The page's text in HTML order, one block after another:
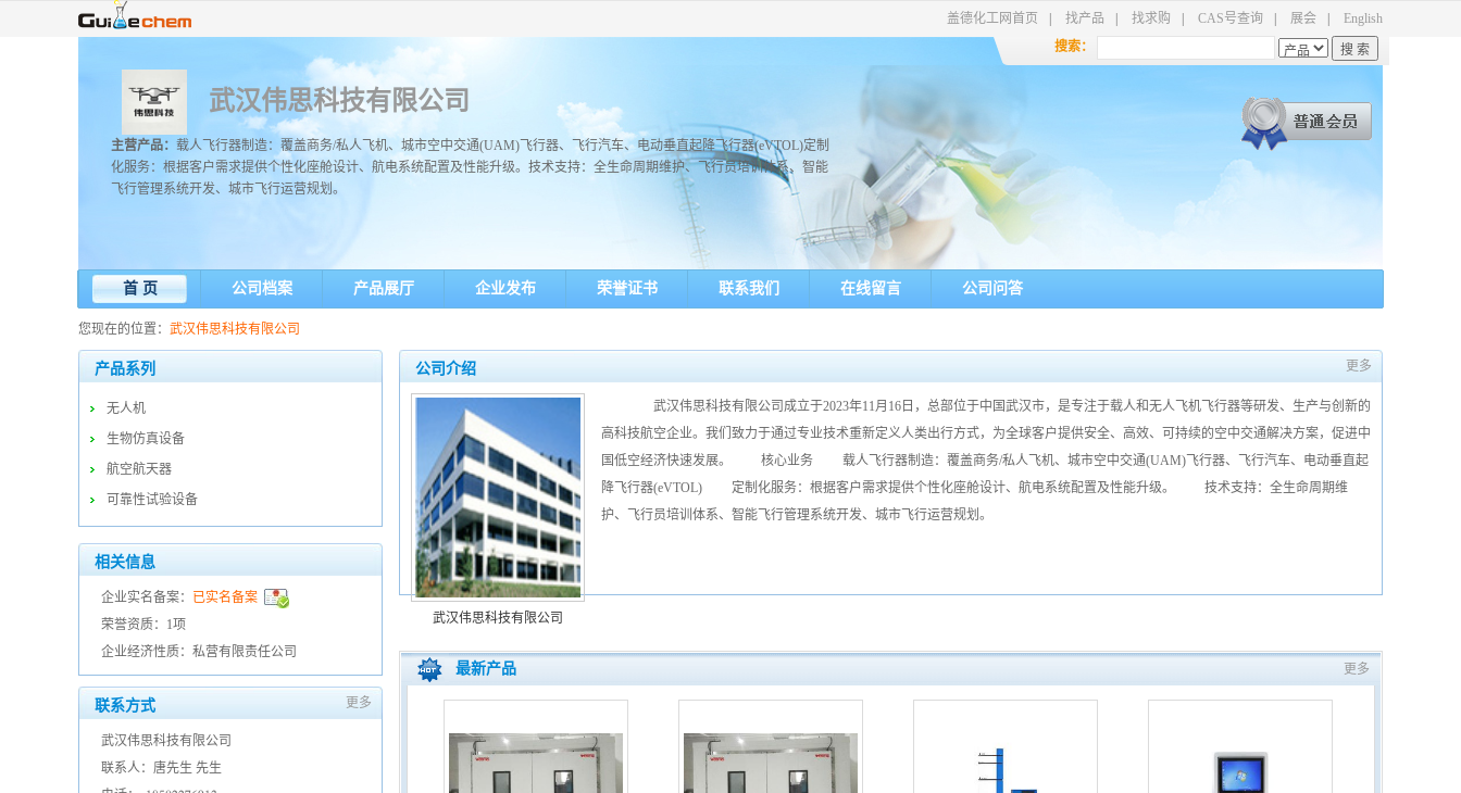
盖德化工网首页 找产品 找求购 CAS号查询 展会
English
搜索：
武汉伟思科技有限公司
主营产品： 载人飞行器制造：覆盖商务/私人飞机、城市空中交通(UAM)飞行器、飞行汽车、电动垂直起降飞行器(eVTOL)定制
化服务：根据客户需求提供个性化座舱设计、航电系统配置及性能升级。技术支持：全生命周期维护、飞行员培训体系、智能
飞行管理系统开发、城市飞行运营规划。
首 页 公司档案 产品展厅 企业发布 荣誉证书 联系我们 在线留言 公司问答
您现在的位置： 武汉伟思科技有限公司
产品系列
无人机
生物仿真设备
航空航天器
可靠性试验设备
相关信息
企业实名备案： 已实名备案
荣誉资质：1项
企业经济性质：私营有限责任公司
联系方式 更多
武汉伟思科技有限公司
联系人：唐先生 先生
公司介绍 更多
武汉伟思科技有限公司
武汉伟思科技有限公司成立于2023年11月16日，总部位于中国武汉市，是专注于载人和无人飞机飞行器等研发、生产与创新的
高科技航空企业。我们致力于通过专业技术重新定义人类出行方式，为全球客户提供安全、高效、可持续的空中交通解决方案，促进中
国低空经济快速发展。 核心业务 载人飞行器制造：覆盖商务/私人飞机、城市空中交通(UAM)飞行器、飞行汽车、电动垂直起
降飞行器(eVTOL) 定制化服务：根据客户需求提供个性化座舱设计、航电系统配置及性能升级。 技术支持：全生命周期维
护、飞行员培训体系、智能飞行管理系统开发、城市飞行运营规划。
最新产品 更多